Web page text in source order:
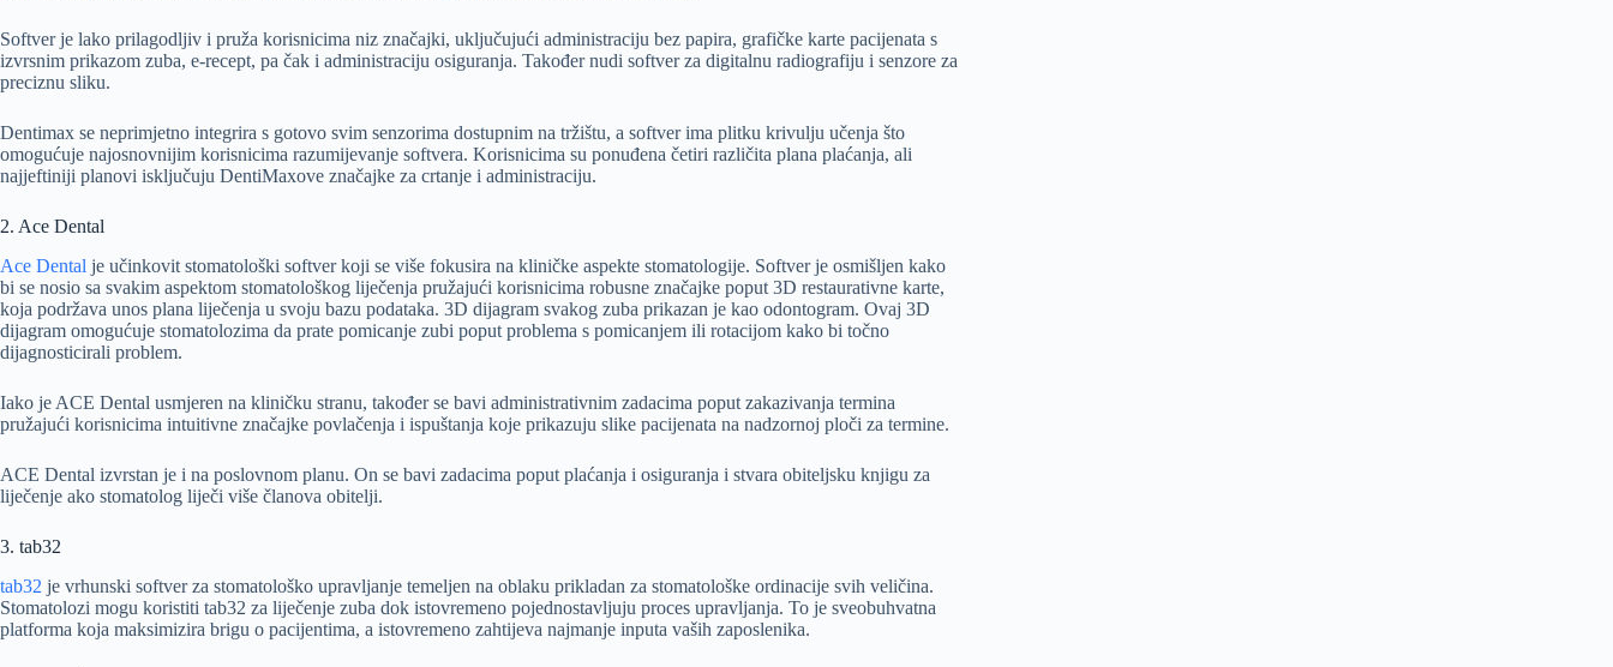
Softver je lako prilagodljiv i pruža korisnicima niz značajki, uključujući administraciju bez papira, grafičke karte pacijenata s
izvrsnim prikazom zuba, e-recept, pa čak i administraciju osiguranja. Također nudi softver za digitalnu radiografiju i senzore za
preciznu sliku.
Dentimax se neprimjetno integrira s gotovo svim senzorima dostupnim na tržištu, a softver ima plitku krivulju učenja što
omogućuje najosnovnijim korisnicima razumijevanje softvera. Korisnicima su ponuđena četiri različita plana plaćanja, ali
najjeftiniji planovi isključuju DentiMaxove značajke za crtanje i administraciju.
2. Ace Dental
Ace Dental je učinkovit stomatološki softver koji se više fokusira na kliničke aspekte stomatologije. Softver je osmišljen kako
bi se nosio sa svakim aspektom stomatološkog liječenja pružajući korisnicima robusne značajke poput 3D restaurativne karte,
koja podržava unos plana liječenja u svoju bazu podataka. 3D dijagram svakog zuba prikazan je kao odontogram. Ovaj 3D
dijagram omogućuje stomatolozima da prate pomicanje zubi poput problema s pomicanjem ili rotacijom kako bi točno
dijagnosticirali problem.
Iako je ACE Dental usmjeren na kliničku stranu, također se bavi administrativnim zadacima poput zakazivanja termina
pružajući korisnicima intuitivne značajke povlačenja i ispuštanja koje prikazuju slike pacijenata na nadzornoj ploči za termine.
ACE Dental izvrstan je i na poslovnom planu. On se bavi zadacima poput plaćanja i osiguranja i stvara obiteljsku knjigu za
liječenje ako stomatolog liječi više članova obitelji.
3. tab32
tab32 je vrhunski softver za stomatološko upravljanje temeljen na oblaku prikladan za stomatološke ordinacije svih veličina.
Stomatolozi mogu koristiti tab32 za liječenje zuba dok istovremeno pojednostavljuju proces upravljanja. To je sveobuhvatna
platforma koja maksimizira brigu o pacijentima, a istovremeno zahtijeva najmanje inputa vaših zaposlenika.